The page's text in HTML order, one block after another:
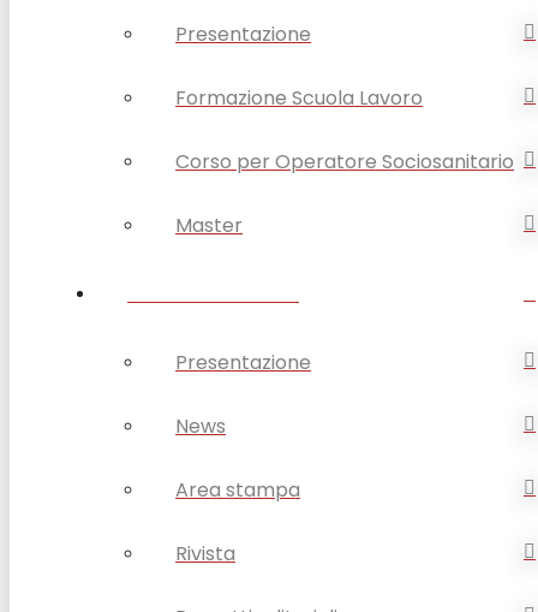
Presentazione
Formazione Scuola Lavoro
Corso per Operatore Sociosanitario
Master
Presentazione
News
Area stampa
Rivista